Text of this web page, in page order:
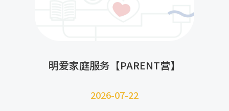
明爱家庭服务【PARENT营】
2026-07-22